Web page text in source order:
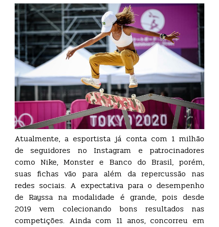
Atualmente, a esportista já conta com 1 milhão
de seguidores no Instagram e patrocinadores
como Nike, Monster e Banco do Brasil, porém,
suas fichas vão para além da repercussão nas
redes sociais. A expectativa para o desempenho
de Rayssa na modalidade é grande, pois desde
2019 vem colecionando bons resultados nas
competições. Ainda com 11 anos, concorreu em